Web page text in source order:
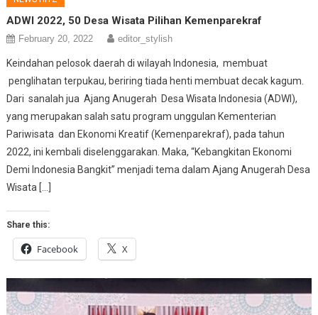
ADWI 2022, 50 Desa Wisata Pilihan Kemenparekraf
February 20, 2022 editor_stylish
Keindahan pelosok daerah di wilayah Indonesia, membuat
penglihatan terpukau, beriring tiada henti membuat decak kagum.
Dari sanalah jua Ajang Anugerah Desa Wisata Indonesia (ADWI),
yang merupakan salah satu program unggulan Kementerian
Pariwisata dan Ekonomi Kreatif (Kemenparekraf), pada tahun
2022, ini kembali diselenggarakan. Maka, “Kebangkitan Ekonomi
Demi Indonesia Bangkit” menjadi tema dalam Ajang Anugerah Desa
Wisata […]
Share this:
Facebook X